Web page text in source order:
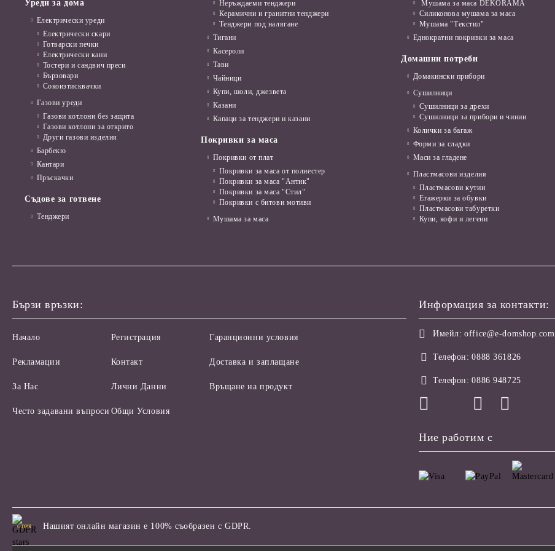
Уреди за дома
Електрически уреди
Електрически скари
Готварски печки
Електрически кани
Тостери и сандвич преси
Бързовари
Сокоизтисквачки
Газови уреди
Газови котлони без защита
Газови котлони за открито
Други газови изделия
Барбекю
Кантари
Пръскачки
Съдове за готвене
Тенджери
Неръждаеми тенджери
Керамични и гранитни тенджери
Тенджери под налягане
Тигани
Касероли
Тави
Чайници
Купи, шоли, джезвета
Казани
Капаци за тенджери и казани
Покривки за маса
Покривки от плат
Покривки за маса от полиестер
Покривки за маса "Антик"
Покривки за маса "Стил"
Покривки с битови мотиви
Мушама за маса
Мушама за маса DEKORAMA
Силиконова мушама за маса
Мушама "Текстил"
Еднократни покривки за маса
Домашни потреби
Домакински прибори
Сушилници
Сушилници за дрехи
Сушилници за прибори и чинии
Колички за багаж
Форми за сладки
Маси за гладене
Пластмасови изделия
Пластмасови кутии
Етажерки за обувки
Пластмасови табуретки
Купи, кофи и легени
Бързи връзки:
Начало
Рекламации
За Нас
Често задавани въпроси
Регистрация
Контакт
Лични Данни
Общи Условия
Гаранционни условия
Доставка и заплащане
Връщане на продукт
Информация за контакти:
Имейл: office@e-domshop.com
Телефон: 0888 361826
Телефон: 0886 948725
Ние работим с
GDPR Нашият онлайн магазин е 100% съобразен с GDPR.